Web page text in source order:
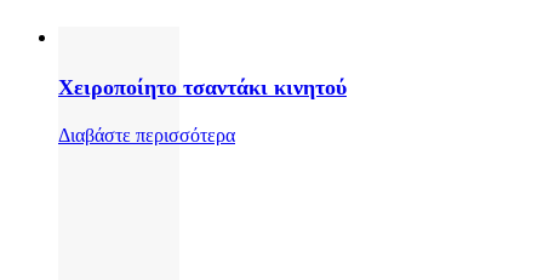
Χειροποίητο τσαντάκι κινητού
Διαβάστε περισσότερα